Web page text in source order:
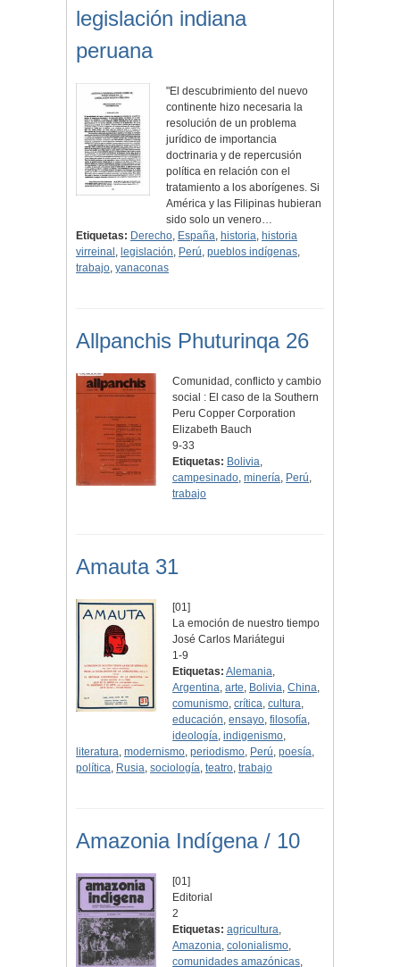
legislación indiana
peruana
"El descubrimiento del nuevo
continente hizo necesaria la
resolución de un problema
jurídico de importancia
doctrinaria y de repercusión
política en relación con el
tratamiento a los aborígenes. Si
América y las Filipinas hubieran
sido solo un venero…
Etiquetas: Derecho, España, historia, historia
virreinal , legislación, Perú, pueblos indígenas,
trabajo, yanaconas
Allpanchis Phuturinqa 26
Comunidad, conflicto y cambio
social : El caso de la Southern
Peru Copper Corporation
Elizabeth Bauch
9-33
Etiquetas: Bolivia,
campesinado,minería, Perú,
trabajo
Amauta 31
[01]
La emoción de nuestro tiempo
José Carlos Mariátegui
1-9
Etiquetas: Alemania,
Argentina,arte, Bolivia,China,
comunismo,crítica,cultura,
educación,ensayo,filosofía,
ideología,indigenismo,
literatura, modernismo, periodismo, Perú, poesía,
política, Rusia, sociología, teatro, trabajo
Amazonia Indígena / 10
[01]
Editorial
2
Etiquetas: agricultura,
Amazonia,colonialismo,
comunidades amazónicas,